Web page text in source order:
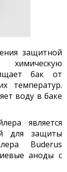
защитной
химическую
бак от
температур.
воду в баке
является
для защиты
Buderus
аноды с